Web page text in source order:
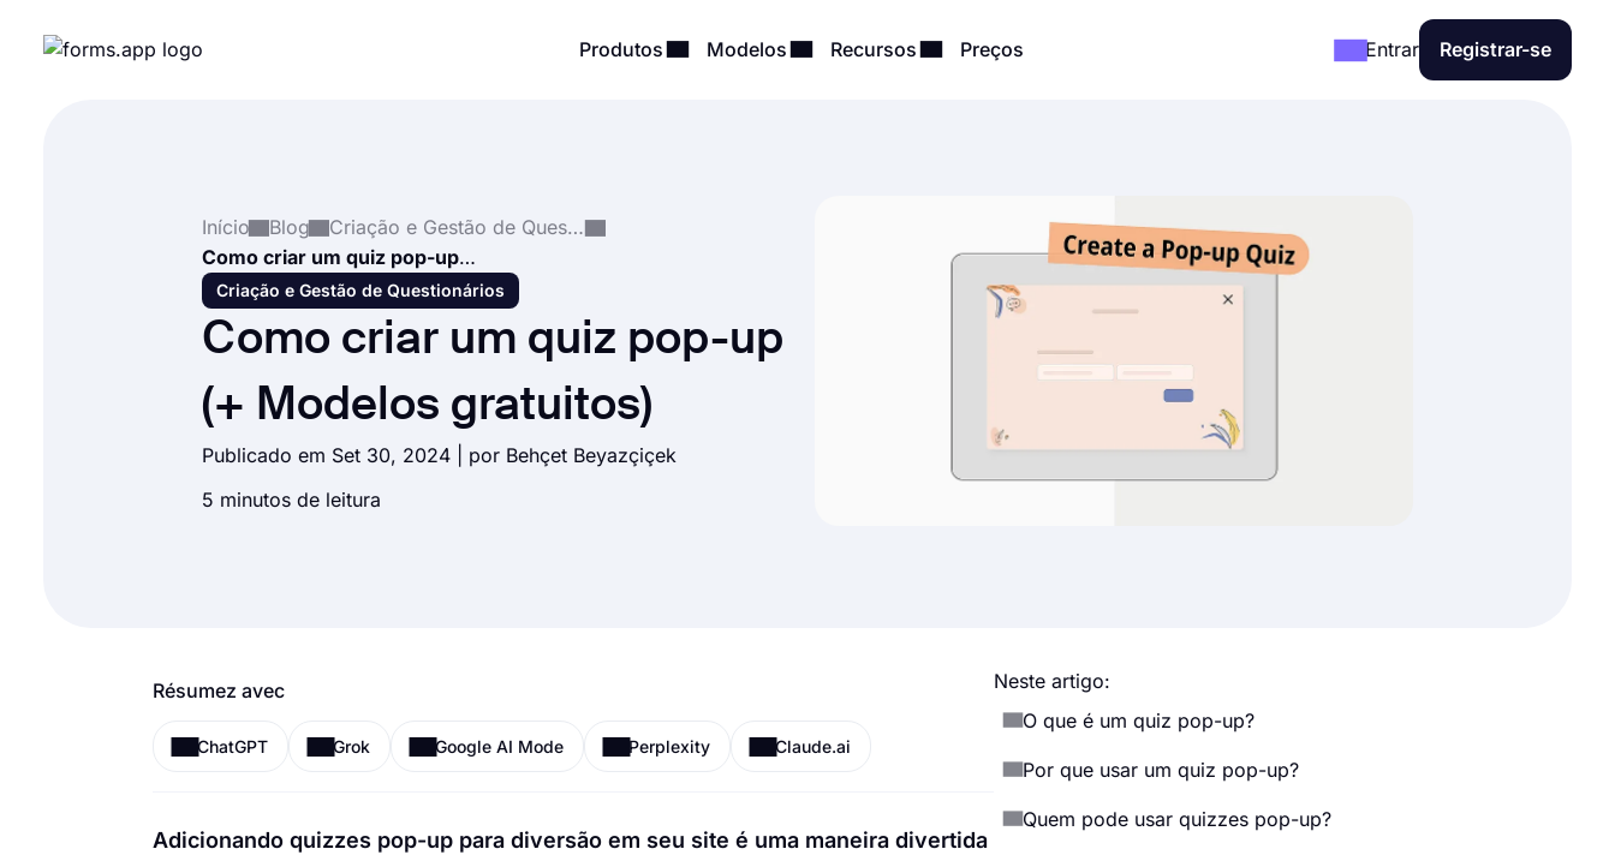
Produtos Modelos Recursos Preços Entrar Registrar-se
Início Blog
Criação e Gestão de Questionários
Como criar um quiz pop-up (+ Modelos gratuitos)
Criação e Gestão de Questionários
Como criar um quiz pop-up
(+ Modelos gratuitos)
Publicado em Set 30, 2024 | por Behçet Beyazçiçek
5 minutos de leitura
Résumez avec
ChatGPT Grok Google AI Mode Perplexity Claude.ai
Adicionando quizzes pop-up para diversão em seu site é uma maneira divertida
Neste artigo:
O que é um quiz pop-up?
Por que usar um quiz pop-up?
Quem pode usar quizzes pop-up?